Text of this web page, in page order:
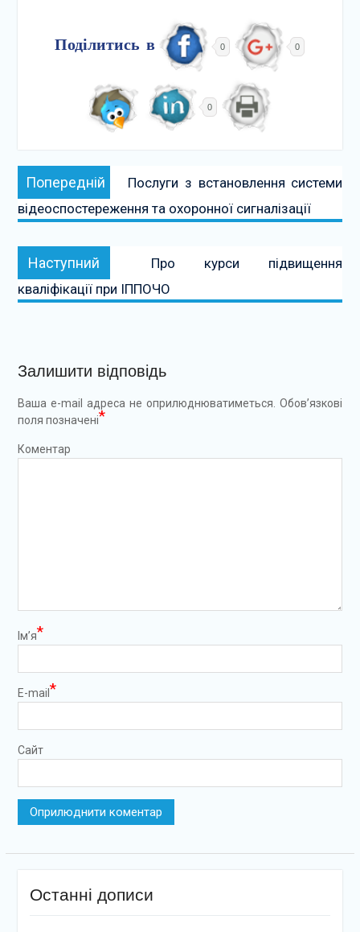
Поділитись в 0 0
0
Навігація
записів
Попередній Попередній:
Послуги з встановлення системи
відеоспостереження та охоронної сигналізації
Наступний Наступний:
Про курси підвищення
кваліфікації при ІППОЧО
Залишити відповідь
Ваша e-mail адреса не оприлюднюватиметься. Обов’язкові
поля позначені*
Коментар
Ім’я*
E-mail *
Сайт
Останні дописи